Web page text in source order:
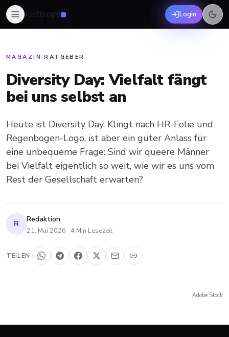
boys Login
MAGAZIN ·RATGEBER
Diversity Day: Vielfalt fängt
bei uns selbst an
Heute ist Diversity Day. Klingt nach HR-Folie und
Regenbogen-Logo, ist aber ein guter Anlass für
eine unbequeme Frage: Sind wir queere Männer
bei Vielfalt eigentlich so weit, wie wir es uns vom
Rest der Gesellschaft erwarten?
R Redaktion
21. Mai 2026 · 4 Min Lesezeit
TEILEN
Adobe Stock